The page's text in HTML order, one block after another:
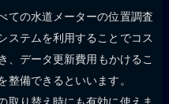
ての水道メーターの位置調査
ステムを利用することでコス
、データ更新費用もかけるこ
整備できるといいます。